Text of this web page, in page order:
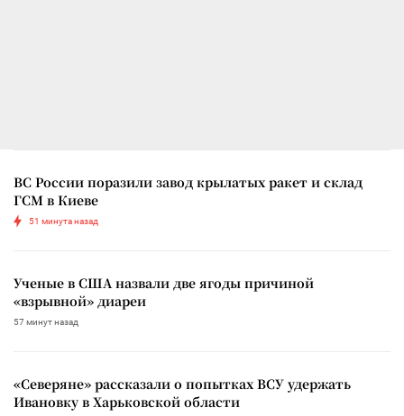
ВС России поразили завод крылатых ракет и склад
ГСМ в Киеве
51 минута назад
Ученые в США назвали две ягоды причиной
«взрывной» диареи
57 минут назад
«Северяне» рассказали о попытках ВСУ удержать
Ивановку в Харьковской области